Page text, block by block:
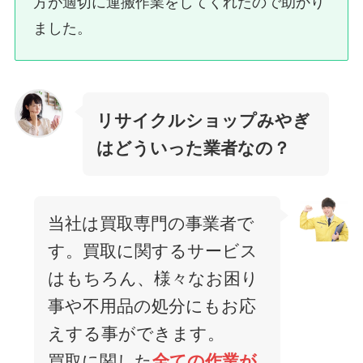
ました。
リサイクルショップみやぎ
はどういった業者なの？
当社は買取専門の事業者で
す。買取に関するサービス
はもちろん、様々なお困り
事や不用品の処分にもお応
えする事ができます。